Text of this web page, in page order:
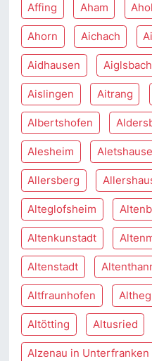
Affing Aham
Ahorn Aichach
Aidhausen Aiglsbach
Aislingen Aitrang
Albertshofen
Alesheim
Allersberg
Alteglofsheim
Altenkunstadt
Altenstadt
Altfraunhofen
Altötting Altusried
Alzenau in Unterfranken